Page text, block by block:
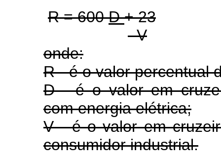
R = 600D+ 23
V
onde:
R - é o valor percentual
D - é o valor em
com energia elétrica;
V - é o valor em
consumidor industrial.